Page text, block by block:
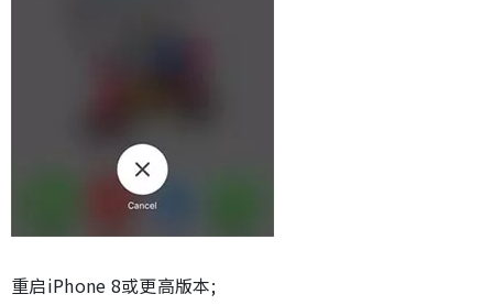
重启iPhone 8或更高版本;